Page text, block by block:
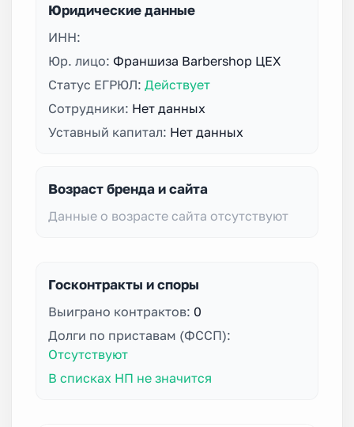
Юридические данные
ИНН:
Юр. лицо: Франшиза Barbershop ЦЕХ
Статус ЕГРЮЛ: Действует
Сотрудники: Нет данных
Уставный капитал: Нет данных
Возраст бренда и сайта
Данные о возрасте сайта отсутствуют
Госконтракты и споры
Выиграно контрактов: 0
Долги по приставам (ФССП):
Отсутствуют
В списках НП не значится